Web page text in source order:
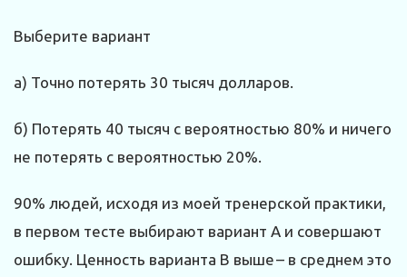
Выберите вариант
а) Точно потерять 30 тысяч долларов.
б) Потерять 40 тысяч с вероятностью 80% и ничего
не потерять с вероятностью 20%.
90% людей, исходя из моей тренерской практики,
в первом тесте выбирают вариант А и совершают
ошибку. Ценность варианта В выше – в среднем это